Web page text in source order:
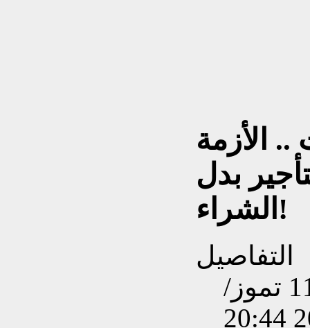
الأزمة
بدل
الشراء!
التفاصيل
تم إنشاءه بتاريخ الخميس, 11 تموز/